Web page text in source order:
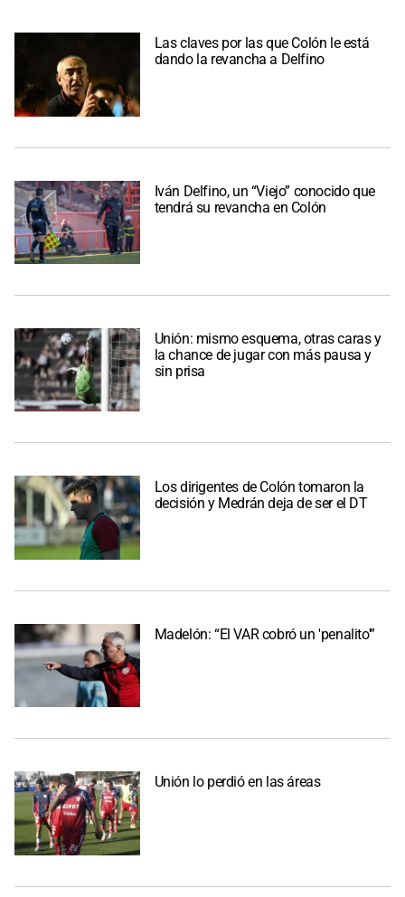
Las claves por las que Colón le está
dando la revancha a Delfino
Iván Delfino, un “Viejo” conocido que
tendrá su revancha en Colón
Unión: mismo esquema, otras caras y
la chance de jugar con más pausa y
sin prisa
Los dirigentes de Colón tomaron la
decisión y Medrán deja de ser el DT
Madelón: “El VAR cobró un 'penalito'”
Unión lo perdió en las áreas